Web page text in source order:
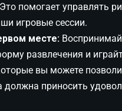
помогает управлять
игровые сессии.
месте:
развлечения и
вы можете
должна приносить